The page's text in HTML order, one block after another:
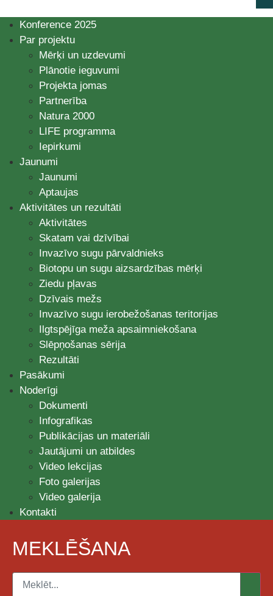
Konference 2025
Par projektu
Mērķi un uzdevumi
Plānotie ieguvumi
Projekta jomas
Partnerība
Natura 2000
LIFE programma
Iepirkumi
Jaunumi
Jaunumi
Aptaujas
Aktivitātes un rezultāti
Aktivitātes
Skatam vai dzīvībai
Invazīvo sugu pārvaldnieks
Biotopu un sugu aizsardzības mērķi
Ziedu pļavas
Dzīvais mežs
Invazīvo sugu ierobežošanas teritorijas
Ilgtspējīga meža apsaimniekošana
Slēpņošanas sērija
Rezultāti
Pasākumi
Noderīgi
Dokumenti
Infografikas
Publikācijas un materiāli
Jautājumi un atbildes
Video lekcijas
Foto galerijas
Video galerija
Kontakti
MEKLĒŠANA